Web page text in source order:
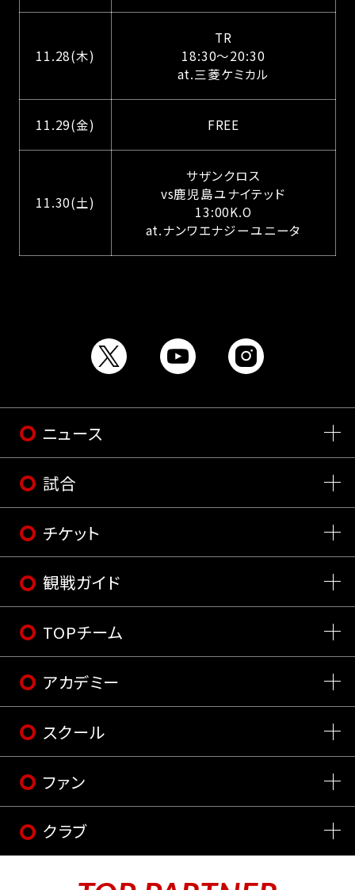
11.28(木)
TR
18:30〜20:30
at.三菱ケミカル
11.29(金) FREE
11.30(土)
サザンクロス
vs鹿児島ユナイテッド
13:00K.O
at.ナンワエナジーユニータ
ニュース
試合
チケット
観戦ガイド
TOPチーム
アカデミー
スクール
ファン
クラブ